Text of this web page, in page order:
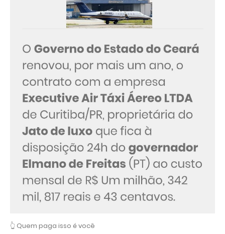
👆 Quem paga isso é você